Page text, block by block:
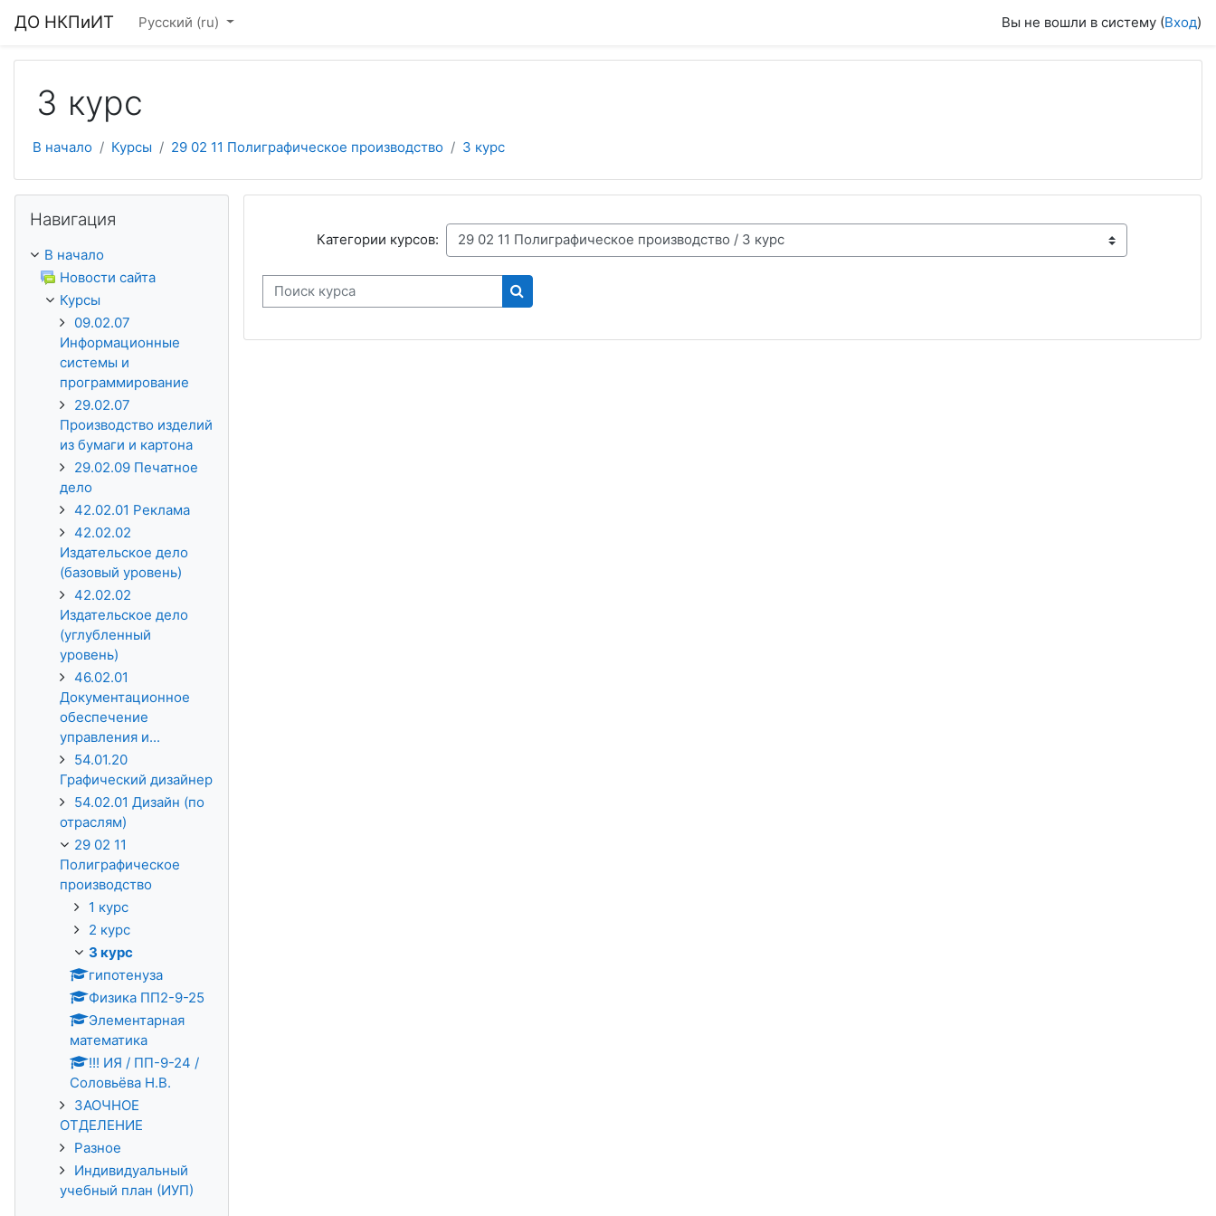
ДО НКПиИТ Русский ‎(ru)‎ Вы не вошли в систему (Вход)
3 курс
В начало Курсы 29 02 11 Полиграфическое производство 3 курс
Категории курсов:
Поиск курса
Поиск курса
Навигация
В начало
Новости сайта
Курсы
09.02.07
Информационные
системы и
программирование
29.02.07
Производство изделий
из бумаги и картона
29.02.09 Печатное
дело
42.02.01 Реклама
42.02.02
Издательское дело
(базовый уровень)
42.02.02
Издательское дело
(углубленный
уровень)
46.02.01
Документационное
обеспечение
управления и...
54.01.20
Графический дизайнер
54.02.01 Дизайн (по
отраслям)
29 02 11
Полиграфическое
производство
1 курс
2 курс
3 курс
гипотенуза
Физика ПП2-9-25
Элементарная
математика
!!! ИЯ / ПП-9-24 /
Соловьёва Н.В.
ЗАОЧНОЕ
ОТДЕЛЕНИЕ
Разное
Индивидуальный
учебный план (ИУП)